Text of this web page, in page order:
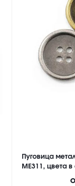
Пуговица
ME311, цвета